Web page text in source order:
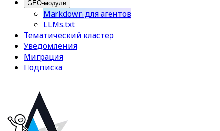
GEO-модули
Markdown для агентов
LLMs.txt
Тематический кластер
Уведомления
Миграция
Подписка